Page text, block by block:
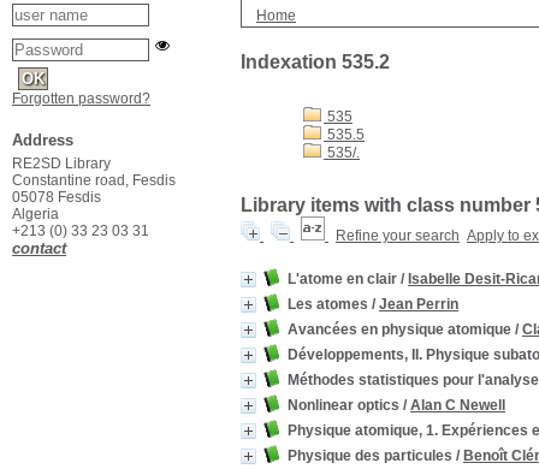
Home
Indexation 535.2
535
535.5
535/.
Library items with class number
Refine your search Apply to
L'atome en clair / Isabelle Desit-
Les atomes / Jean Perrin
Avancées en physique atomique /
Développements, II. Physique
Méthodes statistiques pour
Nonlinear optics / Alan C Newell
Physique atomique, 1. Expériences
Physique des particules / Benoît
Forgotten password?
Address
RE2SD Library
Constantine road, Fesdis
05078 Fesdis
Algeria
+213 (0) 33 23 03 31
contact